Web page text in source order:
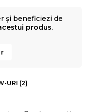
și beneficiezi de
produs.
URI (2)